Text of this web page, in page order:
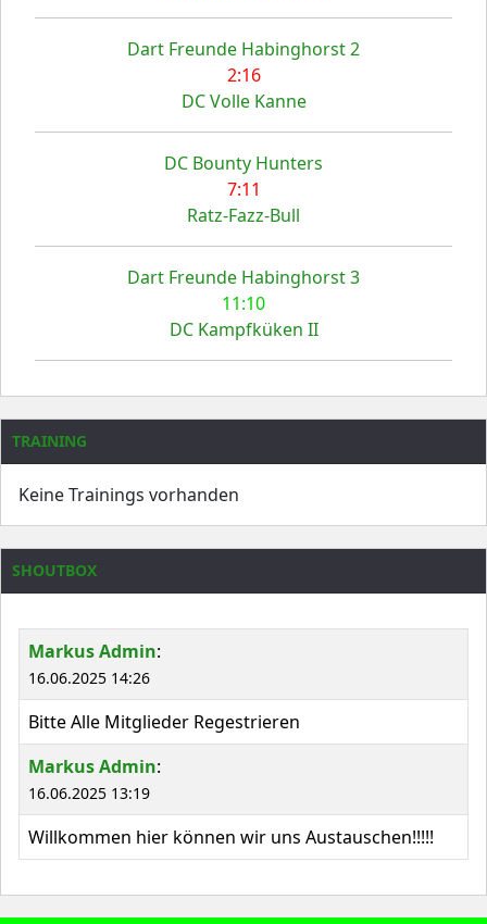
Dart Freunde Habinghorst 2
2:16
DC Volle Kanne
DC Bounty Hunters
7:11
Ratz-Fazz-Bull
Dart Freunde Habinghorst 3
11:10
DC Kampfküken II
TRAINING
Keine Trainings vorhanden
SHOUTBOX
Markus Admin:
16.06.2025 14:26
Bitte Alle Mitglieder Regestrieren
Markus Admin:
16.06.2025 13:19
Willkommen hier können wir uns Austauschen!!!!!